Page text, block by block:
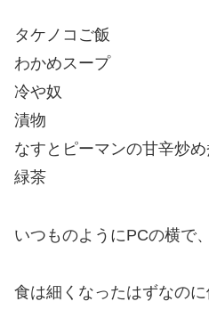
タケノコご飯
わかめスープ
冷や奴
漬物
なすとピーマンの甘辛炒
緑茶
いつものようにPCの横で
食は細くなったはずなの